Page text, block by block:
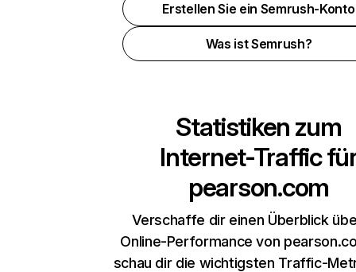
Erstellen Sie ein Semrush-Konto
Was ist Semrush?
Statistiken zum
Internet-Traffic
pearson.com
Verschaffe dir einen Überblick
Online-Performance von
schau dir die wichtigsten Traffic-